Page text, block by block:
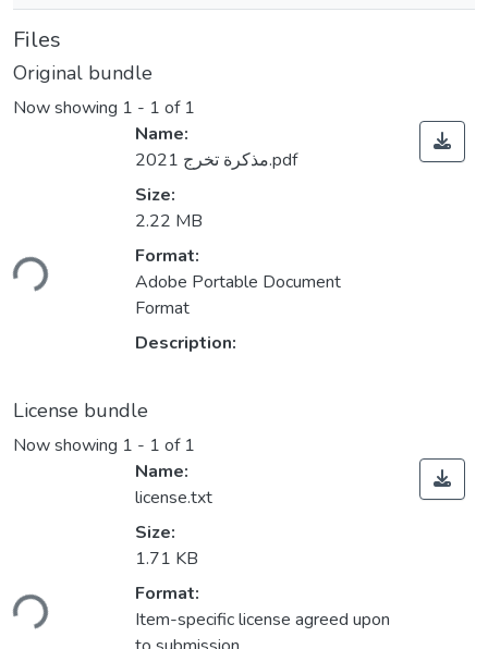
Files
Original bundle
Now showing 1 - 1 of 1
Name:
مذكرة تخرج 2021.pdf
Size:
2.22 MB
Format:
Adobe Portable Document
Format
Description:
License bundle
Now showing 1 - 1 of 1
Name:
license.txt
Size:
1.71 KB
Format:
Item-specific license agreed upon